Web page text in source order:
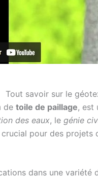
Tout savoir sur le
de toile de paillage, est
des eaux, le génie
pour des projets
dans une variété